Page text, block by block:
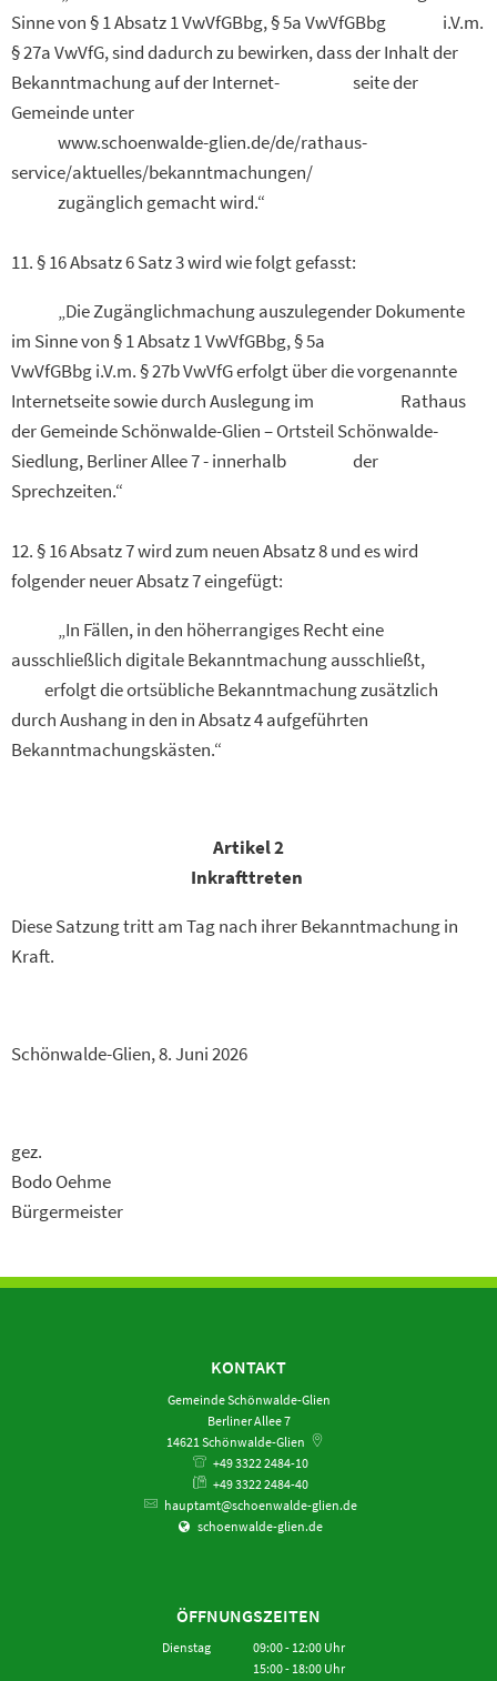
Sinne von § 1 Absatz 1 VwVfGBbg, § 5a VwVfGBbg i.V.m.
§ 27a VwVfG, sind dadurch zu bewirken, dass der Inhalt der
Bekanntmachung auf der Internet- seite der
Gemeinde unter
www.schoenwalde-glien.de/de/rathaus-
service/aktuelles/bekanntmachungen/
zugänglich gemacht wird.“
11. § 16 Absatz 6 Satz 3 wird wie folgt gefasst:
„Die Zugänglichmachung auszulegender Dokumente
im Sinne von § 1 Absatz 1 VwVfGBbg, § 5a
VwVfGBbg i.V.m. § 27b VwVfG erfolgt über die vorgenannte
Internetseite sowie durch Auslegung im Rathaus
der Gemeinde Schönwalde-Glien – Ortsteil Schönwalde-
Siedlung, Berliner Allee 7 - innerhalb der
Sprechzeiten.“
12. § 16 Absatz 7 wird zum neuen Absatz 8 und es wird
folgender neuer Absatz 7 eingefügt:
„In Fällen, in den höherrangiges Recht eine
ausschließlich digitale Bekanntmachung ausschließt,
erfolgt die ortsübliche Bekanntmachung zusätzlich
durch Aushang in den in Absatz 4 aufgeführten
Bekanntmachungskästen.“
Artikel 2
Inkrafttreten
Diese Satzung tritt am Tag nach ihrer Bekanntmachung in
Kraft.
Schönwalde-Glien, 8. Juni 2026
gez.
Bodo Oehme
Bürgermeister
KONTAKT
Gemeinde Schönwalde-Glien
Berliner Allee 7
14621 Schönwalde-Glien
+49 3322 2484-10
+49 3322 2484-40
hauptamt@schoenwalde-glien.de
schoenwalde-glien.de
ÖFFNUNGSZEITEN
Dienstag 09:00- 12:00Uhr
Von 09:00 bis 12:00 Uhr
15:00- 18:00Uhr